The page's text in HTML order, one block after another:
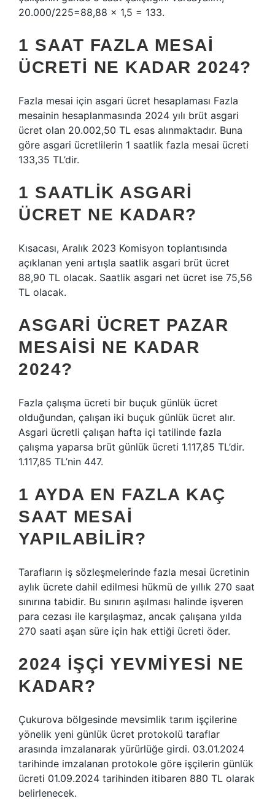
20.000/225=88,88 x 1,5 = 133.
1 SAAT FAZLA MESAI
ÜCRETI NE KADAR 2024?
Fazla mesai için asgari ücret hesaplaması Fazla
mesainin hesaplanmasında 2024 yılı brüt asgari
ücret olan 20.002,50 TL esas alınmaktadır. Buna
göre asgari ücretlilerin 1 saatlik fazla mesai ücreti
133,35 TL’dir.
1 SAATLIK ASGARI
ÜCRET NE KADAR?
Kısacası, Aralık 2023 Komisyon toplantısında
açıklanan yeni artışla saatlik asgari brüt ücret
88,90 TL olacak. Saatlik asgari net ücret ise 75,56
TL olacak.
ASGARI ÜCRET PAZAR
MESAISI NE KADAR
2024?
Fazla çalışma ücreti bir buçuk günlük ücret
olduğundan, çalışan iki buçuk günlük ücret alır.
Asgari ücretli çalışan hafta içi tatilinde fazla
çalışma yaparsa brüt günlük ücreti 1.117,85 TL’dir.
1.117,85 TL’nin 447.
1 AYDA EN FAZLA KAÇ
SAAT MESAI
YAPILABILIR?
Tarafların iş sözleşmelerinde fazla mesai ücretinin
aylık ücrete dahil edilmesi hükmü de yıllık 270 saat
sınırına tabidir. Bu sınırın aşılması halinde işveren
para cezası ile karşılaşmaz, ancak çalışana yılda
270 saati aşan süre için hak ettiği ücreti öder.
2024 İŞÇI YEVMIYESI NE
KADAR?
Çukurova bölgesinde mevsimlik tarım işçilerine
yönelik yeni günlük ücret protokolü taraflar
arasında imzalanarak yürürlüğe girdi. 03.01.2024
tarihinde imzalanan protokole göre işçilerin günlük
ücreti 01.09.2024 tarihinden itibaren 880 TL olarak
belirlenecek.